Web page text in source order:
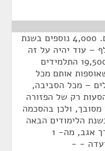
השנה אנחנו נכנסים עם 9,500 תלמידים. 4,000 נוספים בשנת
– עוד יהיה על זה
דיון מתי ניכנס אתם. צריך להבין שכל 19,500 התלמידים
אותם מכל
– מכל הסביבה,
בשנה, הסעות רק של הפזורה
ולכן בהסכמה
הלימודים הבאה
עוד 4,000 תלמידים. אנחנו ערוכים, דרך אגב, מה- 1
- -